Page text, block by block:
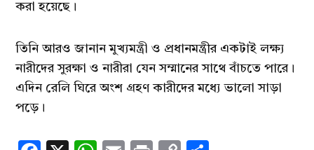
করা হয়েছে।
তিনি আরও জানান মুখ্যমন্ত্রী ও প্রধানমন্ত্রীর একটাই লক্ষ্য
নারীদের সুরক্ষা ও নারীরা যেন সম্মানের সাথে বাঁচতে পারে।
এদিন রেলি ঘিরে অংশ গ্রহণ কারীদের মধ্যে ভালো সাড়া
পড়ে।